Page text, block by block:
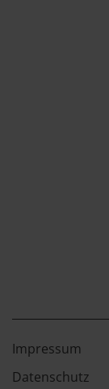
Impressum
Datenschutz